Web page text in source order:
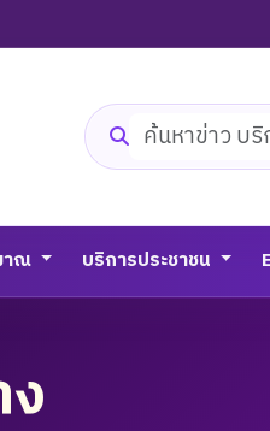
ค้นหาเว็บไซต์
าณ บริการประชาชน